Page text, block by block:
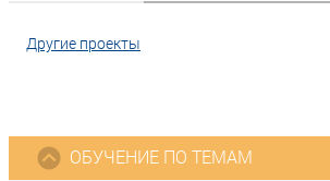
Другие проекты
ОБУЧЕНИЕ ПО ТЕМАМ